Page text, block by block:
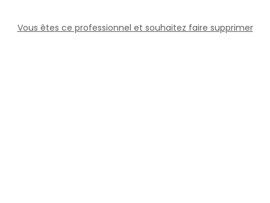
Vous êtes ce professionnel et souhaitez faire supprimer